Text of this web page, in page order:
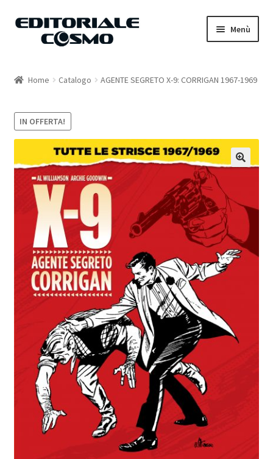
Vai
Vai
Menù
Carrello
Il mio account
Home Catalogo AGENTE SEGRETO X-9: CORRIGAN 1967-1969
IN OFFERTA!